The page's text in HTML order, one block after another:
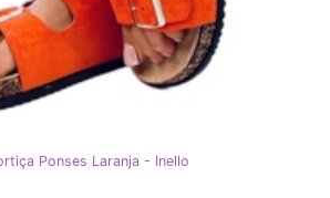
Ponses Laranja - Inello